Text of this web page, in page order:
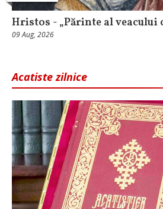
Hristos - „Părinte al veacului
09 Aug, 2026
Acatiste zilnice